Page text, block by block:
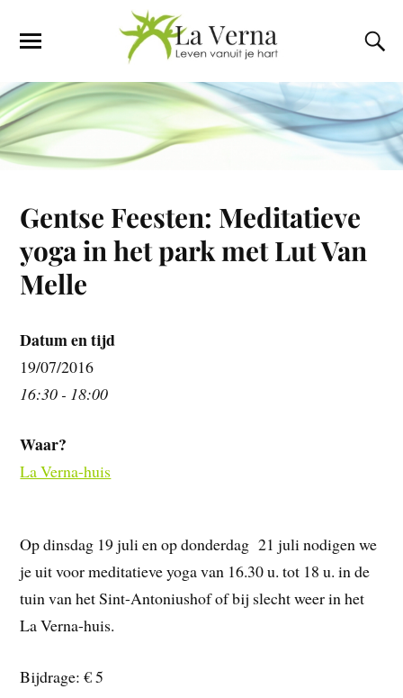
Gentse Feesten: Meditatieve
yoga in het park met Lut Van
Melle
Datum en tijd
19/07/2016
16:30 - 18:00
Waar?
La Verna-huis
Op dinsdag 19 juli en op donderdag 21 juli nodigen we
je uit voor meditatieve yoga van 16.30 u. tot 18 u. in de
tuin van het Sint-Antoniushof of bij slecht weer in het
La Verna-huis.
Bijdrage: € 5